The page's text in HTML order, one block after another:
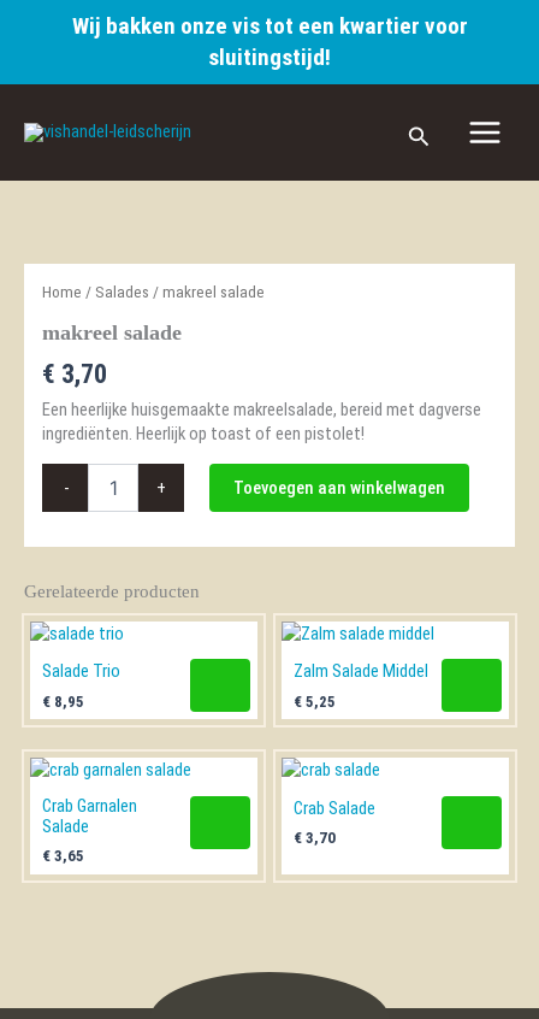
Wij bakken onze vis tot een kwartier voor
sluitingstijd!
naar
Zoeken
Home / Salades / makreel salade
makreel salade
€ 3,70
Een heerlijke huisgemaakte makreelsalade, bereid met dagverse
ingrediënten. Heerlijk op toast of een pistolet!
- + Toevoegen aan winkelwagen
Gerelateerde producten
Salade Trio
€ 8,95
Zalm Salade Middel
€ 5,25
Crab Garnalen
Salade
€ 3,65
Crab Salade
€ 3,70